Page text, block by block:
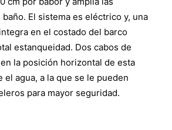
El sistema es eléctrico y, una
en el costado del barco
estanqueidad. Dos cabos de
la posición horizontal de esta
el agua, a la que se le pueden
para mayor seguridad.